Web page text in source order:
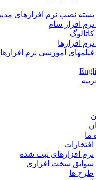
بسته نصب نرم افزارهای
نرم افزار سام
کاتالوگ
نرم افزارها
فیلمهای آموزشی نرم افزارها
ما
افتخارات
نرم افزارهای ثبت شده
سوابق سخت افزاری
طرح ها